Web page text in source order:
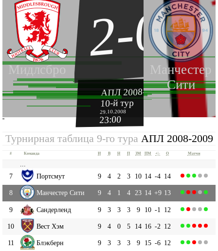
Мидлсбро
Манчестер
Сити
2-0
АПЛ 2008-2009
10-й тур
29.10.2008
23:00
''
Турнирная таблица 9-го тура АПЛ 2008-2009
# Команда И В Н П ЗМ ПМ +|- О Матчи
7
Портсмут 9 4 2 3 10 14 -4 14
8 Манчестер Сити 9 4 1 4 23 14 +9 13
9 Сандерленд 9 3 3 3 9 10 -1 12
10 Вест Хэм 9 4 0 5 14 16 -2 12
11 Блэкберн 9 3 3 3 9 15 -6 12